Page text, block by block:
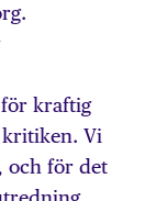
kraftig
Vi
och för det